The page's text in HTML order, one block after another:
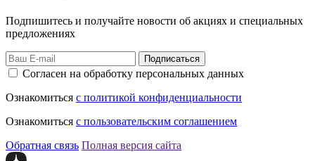
Подпишитесь и получайте новости об акциях и специальных
предложениях
Подписаться
Согласен на обработку персональных данных
Ознакомиться с политикой конфиденциальности
Ознакомиться с пользовательским соглашением
Обратная связь Полная версия сайта